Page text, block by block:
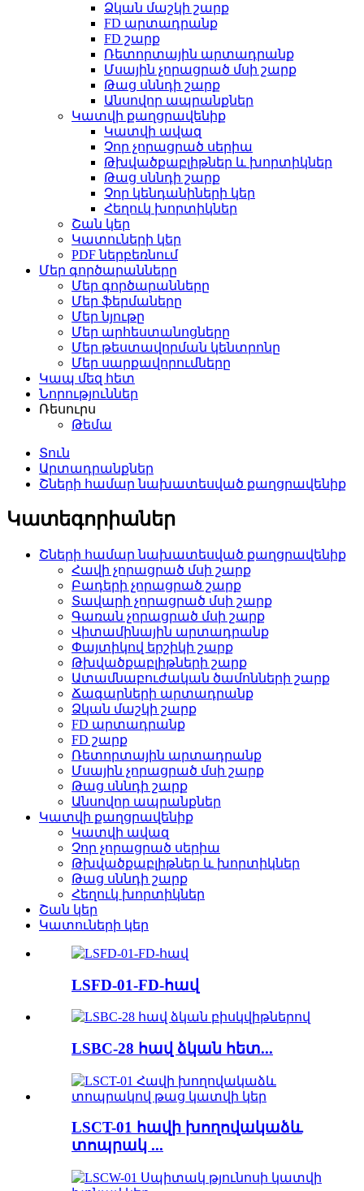
Ձկան մաշկի շարք
FD արտադրանք
FD շարք
Ռետորտային արտադրանք
Մսային չորացրած մսի շարք
Թաց սննդի շարք
Անսովոր ապրանքներ
Կատվի քաղցրավենիք
Կատվի ավազ
Չոր չորացրած սերիա
Թխվածքաբլիթներ և խորտիկներ
Թաց սննդի շարք
Չոր կենդանիների կեր
Հեղուկ խորտիկներ
Շան կեր
Կատուների կեր
PDF ներբեռնում
Մեր գործարանները
Մեր գործարանները
Մեր ֆերմաները
Մեր նյութը
Մեր արհեստանոցները
Մեր թեստավորման կենտրոնը
Մեր սարքավորումները
Կապ մեզ հետ
Նորություններ
Ռեսուրս
Թեմա
Տուն
Արտադրանքներ
Շների համար նախատեսված քաղցրավենիք
Կատեգորիաներ
Շների համար նախատեսված քաղցրավենիք
Հավի չորացրած մսի շարք
Բադերի չորացրած շարք
Տավարի չորացրած մսի շարք
Գառան չորացրած մսի շարք
Վիտամինային արտադրանք
Փայտիկով երշիկի շարք
Թխվածքաբլիթների շարք
Ատամնաբուժական ծամոնների շարք
Ճագարների արտադրանք
Ձկան մաշկի շարք
FD արտադրանք
FD շարք
Ռետորտային արտադրանք
Մսային չորացրած մսի շարք
Թաց սննդի շարք
Անսովոր ապրանքներ
Կատվի քաղցրավենիք
Կատվի ավազ
Չոր չորացրած սերիա
Թխվածքաբլիթներ և խորտիկներ
Թաց սննդի շարք
Հեղուկ խորտիկներ
Շան կեր
Կատուների կեր
LSFD-01-FD-հավ
LSBC-28 հավ ձկան հետ...
LSCT-01 հավի խողովակաձև
տոպրակ ...